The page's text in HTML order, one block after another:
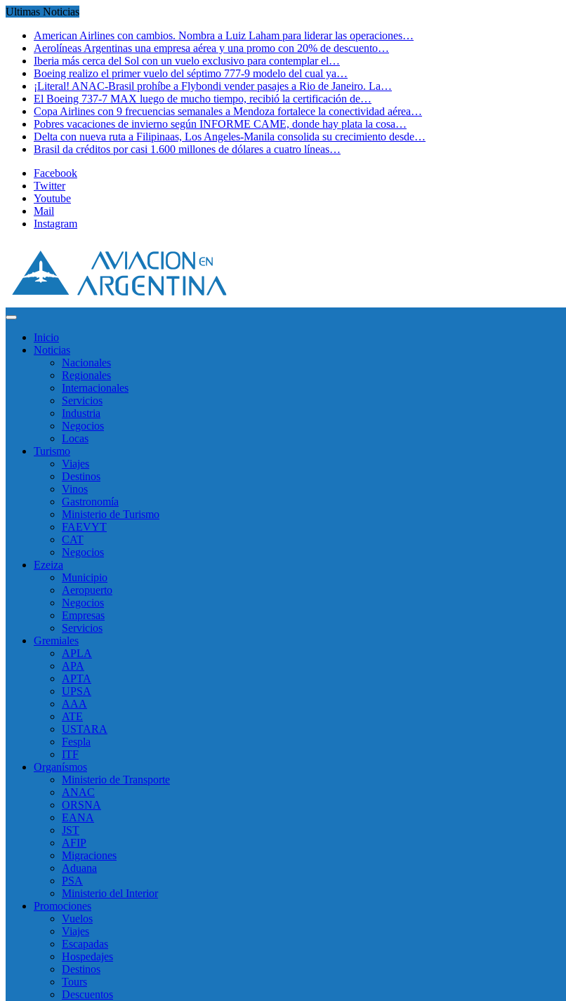
Ultimas Noticias
American Airlines con cambios. Nombra a Luiz Laham para liderar las operaciones…
Aerolíneas Argentinas una empresa aérea y una promo con 20% de descuento…
Iberia más cerca del Sol con un vuelo exclusivo para contemplar el…
Boeing realizo el primer vuelo del séptimo 777-9 modelo del cual ya…
¡Literal! ANAC-Brasil prohíbe a Flybondi vender pasajes a Rio de Janeiro. La…
El Boeing 737-7 MAX luego de mucho tiempo, recibió la certificación de…
Copa Airlines con 9 frecuencias semanales a Mendoza fortalece la conectividad aérea…
Pobres vacaciones de invierno según INFORME CAME, donde hay plata la cosa…
Delta con nueva ruta a Filipinaas, Los Angeles-Manila consolida su crecimiento desde…
Brasil da créditos por casi 1.600 millones de dólares a cuatro líneas…
Facebook
Twitter
Youtube
Mail
Instagram
Inicio
Noticias
Nacionales
Regionales
Internacionales
Servicios
Industria
Negocios
Locas
Turismo
Viajes
Destinos
Vinos
Gastronomía
Ministerio de Turismo
FAEVYT
CAT
Negocios
Ezeiza
Municipio
Aeropuerto
Negocios
Empresas
Servicios
Gremiales
APLA
APA
APTA
UPSA
AAA
ATE
USTARA
Fespla
ITF
Organísmos
Ministerio de Transporte
ANAC
ORSNA
EANA
JST
AFIP
Migraciones
Aduana
PSA
Ministerio del Interior
Promociones
Vuelos
Viajes
Escapadas
Hospedajes
Destinos
Tours
Descuentos